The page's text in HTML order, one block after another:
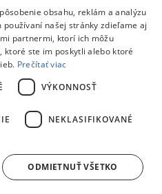
Peter obsahu, reklám a analýzu
našej stránky zdieľame aj
partnermi, ktorí ich môžu
ste im poskytli alebo ktoré
Prečítať viac
VÝKONNOSŤ
NEKLASIFIKOVANÉ
ODMIETNUŤ VŠETKO